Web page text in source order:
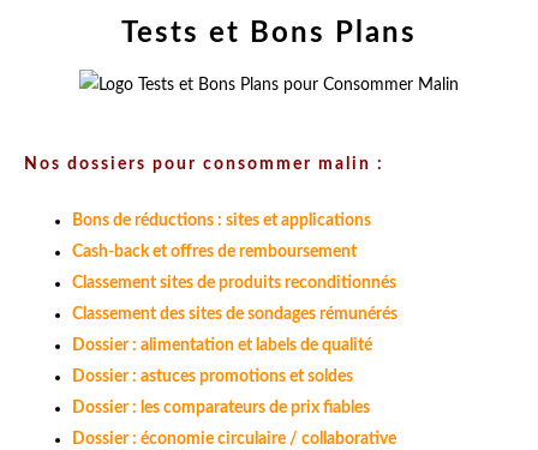
Tests et Bons Plans
Nos dossiers pour consommer malin :
Bons de réductions : sites et applications
Cash-back et offres de remboursement
Classement sites de produits reconditionnés
Classement des sites de sondages rémunérés
Dossier : alimentation et labels de qualité
Dossier : astuces promotions et soldes
Dossier : les comparateurs de prix fiables
Dossier : économie circulaire / collaborative